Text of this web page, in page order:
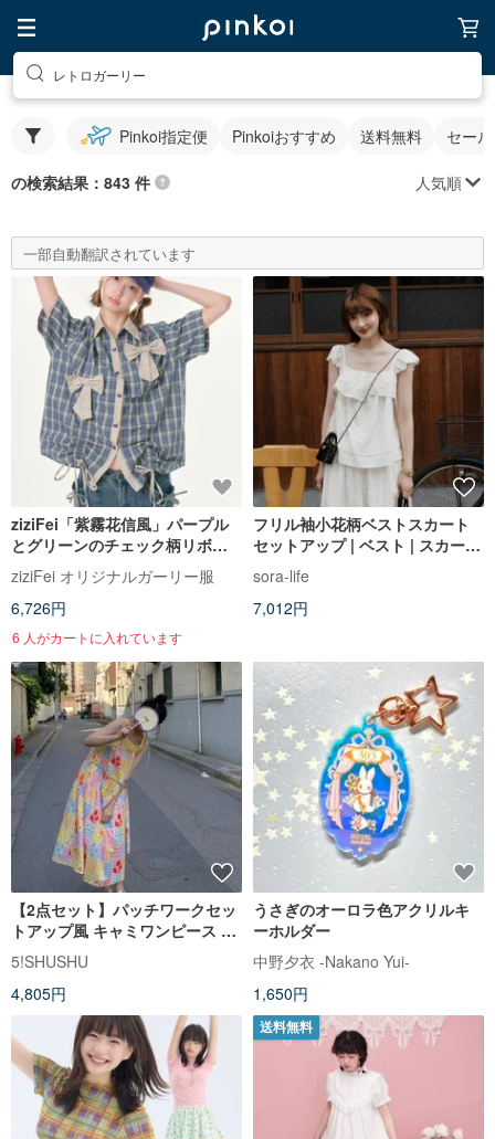
レトロガーリー
Pinkoi指定便 Pinkoiおすすめ 送料無料 セー
の検索結果：843 件 人気順
一部自動翻訳されています
ziziFei「紫霧花信風」パープル
とグリーンのチェック柄リボン
ドローストリング レトロ雰囲気
半袖シャツ レディース
ziziFei オリジナルガーリー服
6,726円
6 人がカートに入れています
フリル袖小花柄ベストスカート
セットアップ | ベスト | スカート
| 夏物|Sora-2161
sora-life
7,012円
【2点セット】パッチワークセッ
トアップ風 キャミワンピース 〜
Aラインでゆったりリゾートスタ
イル〜 ヴィンテージ・Remake
5!SHUSHU
4,805円
うさぎのオーロラ色アクリルキ
ーホルダー
中野夕衣 -Nakano Yui-
1,650円
送料無料